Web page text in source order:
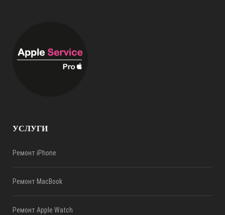
УСЛУГИ
Ремонт iPhone
Ремонт MacBook
Ремонт Apple Watch